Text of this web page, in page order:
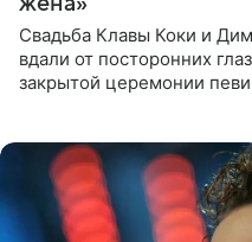
Свадьба Клавы Коки и
вдали от посторонних
закрытой церемонии